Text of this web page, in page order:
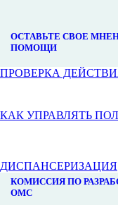
ОСТАВЬТЕ СВОЕ
ПОМОЩИ
ПРОВЕРКА
КАК УПРАВЛЯТЬ
ДИСПАНСЕРИЗАЦИЯ
КОМИССИЯ ПО
ОМС